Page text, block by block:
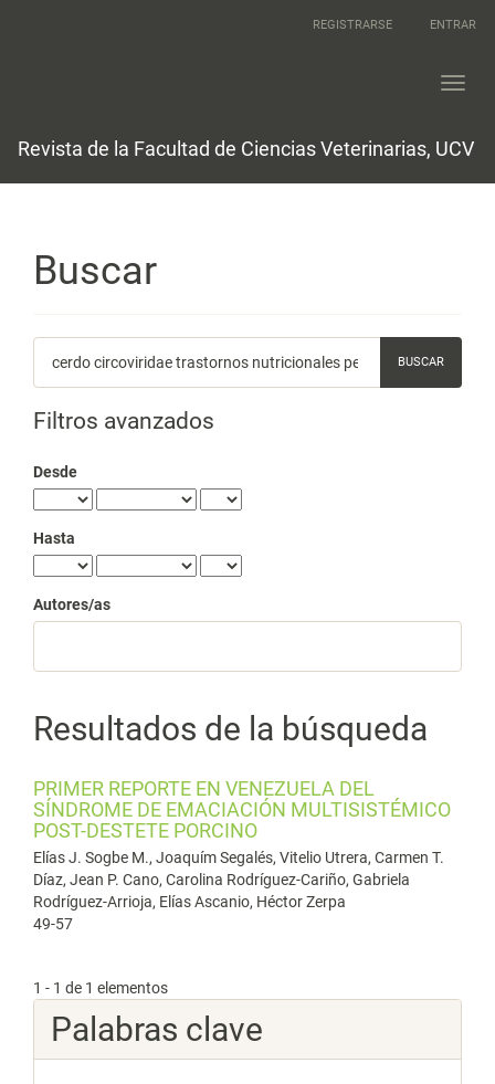
REGISTRARSE ENTRAR
Revista de la Facultad de Ciencias Veterinarias, UCV
Buscar
artículos
por
Filtros avanzados
Desde
Hasta
Autores/as
Resultados de la búsqueda
PRIMER REPORTE EN VENEZUELA DEL
SÍNDROME DE EMACIACIÓN MULTISISTÉMICO
POST-DESTETE PORCINO
Elías J. Sogbe M., Joaquím Segalés, Vitelio Utrera, Carmen T.
Díaz, Jean P. Cano, Carolina Rodríguez-Cariño, Gabriela
Rodríguez-Arrioja, Elías Ascanio, Héctor Zerpa
49-57
1 - 1 de 1 elementos
Palabras clave